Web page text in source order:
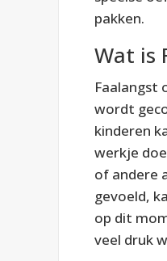
pakken.
Wat is
Faalangst
wordt
kinderen
werkje
of andere
gevoeld,
op dit
veel druk